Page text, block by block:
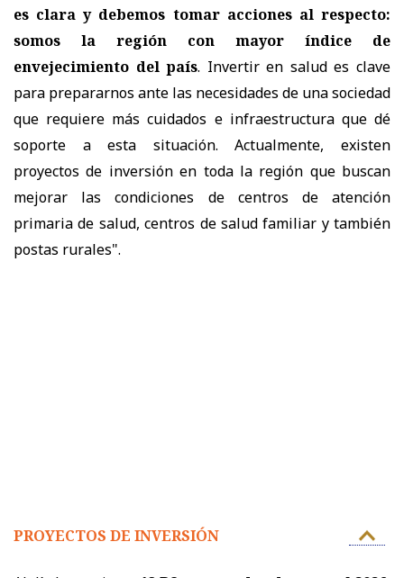
es clara y debemos tomar acciones al respecto:
somos la región con mayor índice de
envejecimiento del país. Invertir en salud es clave
para prepararnos ante las necesidades de una sociedad
que requiere más cuidados e infraestructura que dé
soporte a esta situación. Actualmente, existen
proyectos de inversión en toda la región que buscan
mejorar las condiciones de centros de atención
primaria de salud, centros de salud familiar y también
postas rurales".
PROYECTOS DE INVERSIÓN